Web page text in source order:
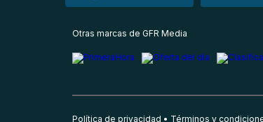
Otras marcas de GFR Media
Política de privacidad Términos y